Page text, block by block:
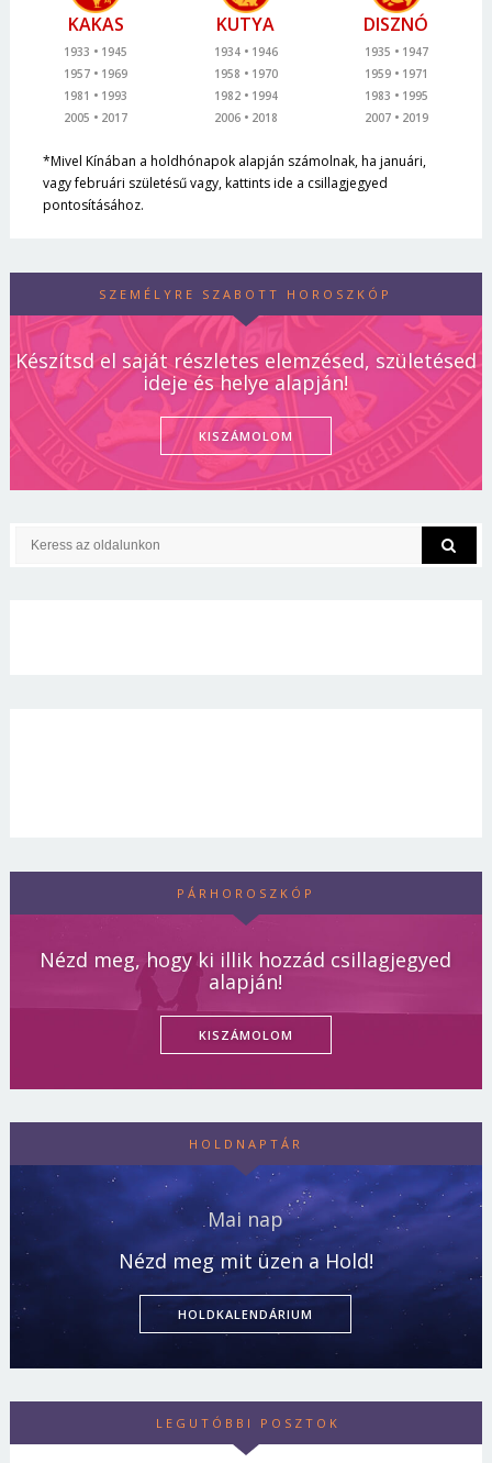
KAKAS
1933
1945
1957
1969
1981
1993
2005
2017
KUTYA
1934
1946
1958
1970
1982
1994
2006
2018
DISZNÓ
1935
1947
1959
1971
1983
1995
2007
2019
*Mivel Kínában a holdhónapok alapján számolnak, ha januári,
vagy februári születésű vagy, kattints ide a csillagjegyed
pontosításához.
SZEMÉLYRE SZABOTT HOROSZKÓP
Készítsd el saját részletes elemzésed, születésed
ideje és helye alapján!
KISZÁMOLOM
PÁRHOROSZKÓP
Nézd meg, hogy ki illik hozzád csillagjegyed
alapján!
KISZÁMOLOM
HOLDNAPTÁR
Mai nap
Nézd meg mit üzen a Hold!
HOLDKALENDÁRIUM
LEGUTÓBBI POSZTOK